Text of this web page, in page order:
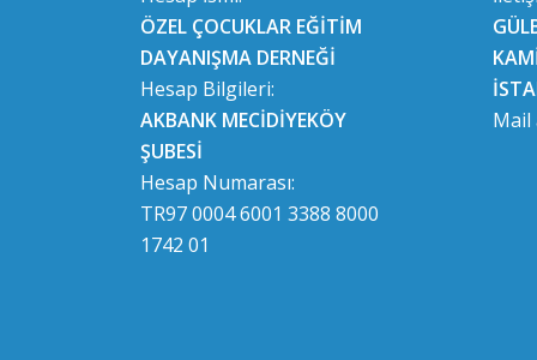
ÖZEL ÇOCUKLAR EĞİTİM
DAYANIŞMA DERNEĞİ
Hesap Bilgileri:
AKBANK MECİDİYEKÖY
ŞUBESİ
Hesap Numarası:
TR97 0004 6001 3388 8000
1742 01
Mail